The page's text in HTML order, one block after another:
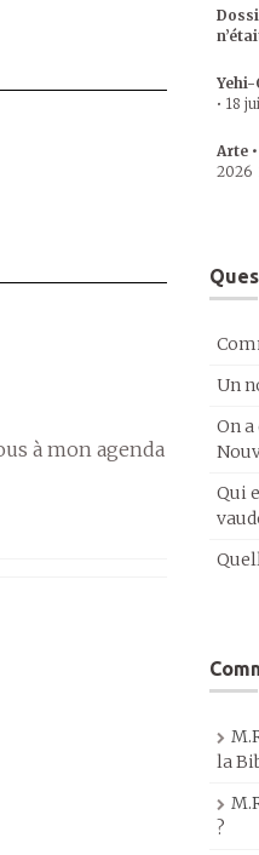
à mon agenda
Yehi-
• 18
Arte
2026
Un
On
Qui
la
?